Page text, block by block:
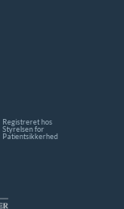
Registreret hos
Styrelsen for
Patientsikkerhed